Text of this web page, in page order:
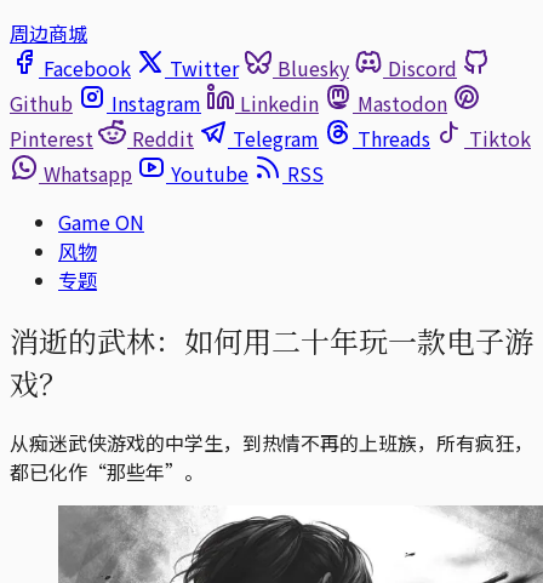
周边商城
Facebook
Twitter Bluesky
Discord
Github
Instagram Linkedin
Mastodon
Pinterest
Reddit Telegram Threads
Tiktok
Whatsapp
Youtube
RSS
Game ON
风物
专题
消逝的武林：如何用二十年玩一款电子游
戏？
从痴迷武侠游戏的中学生，到热情不再的上班族，所有疯狂，
都已化作“那些年”。